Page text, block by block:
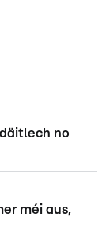
no
méi aus,